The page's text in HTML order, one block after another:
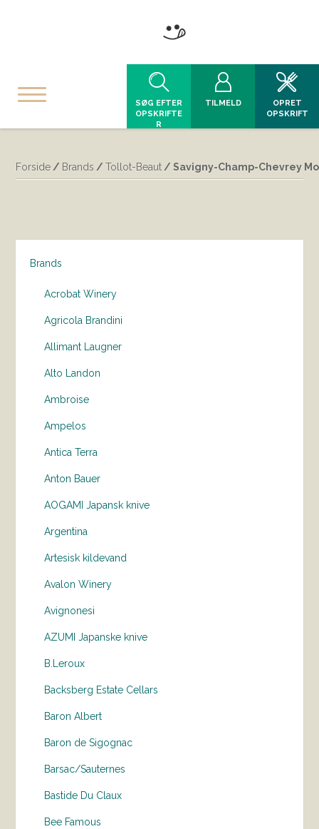
SØG EFTER
OPSKRIFTE
R
TILMELD
OPRET
OPSKRIFT
Forside / Brands /Tollot-Beaut / Savigny-Champ-Chevrey
Brands
Acrobat Winery
Agricola Brandini
Allimant Laugner
Alto Landon
Ambroise
Ampelos
Antica Terra
Anton Bauer
AOGAMI Japansk knive
Argentina
Artesisk kildevand
Avalon Winery
Avignonesi
AZUMI Japanske knive
B.Leroux
Backsberg Estate Cellars
Baron Albert
Baron de Sigognac
Barsac/Sauternes
Bastide Du Claux
Bee Famous